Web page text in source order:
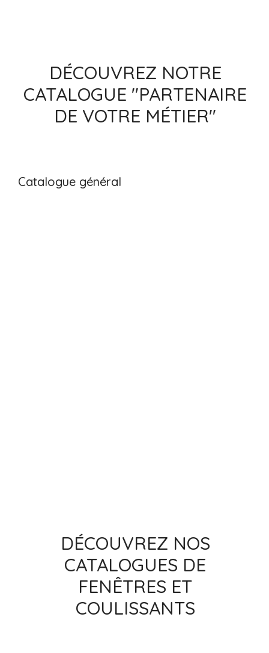
DÉCOUVREZ NOTRE
CATALOGUE "PARTENAIRE
DE VOTRE MÉTIER"
Catalogue général
DÉCOUVREZ NOS
CATALOGUES DE
FENÊTRES ET
COULISSANTS